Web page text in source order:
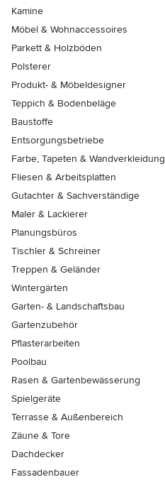
Kamine
Möbel & Wohnaccessoires
Parkett & Holzböden
Polsterer
Produkt- & Möbeldesigner
Teppich & Bodenbeläge
Baustoffe
Entsorgungsbetriebe
Farbe, Tapeten & Wandverkleidung
Fliesen & Arbeitsplatten
Gutachter & Sachverständige
Maler & Lackierer
Planungsbüros
Tischler & Schreiner
Treppen & Geländer
Wintergärten
Garten- & Landschaftsbau
Gartenzubehör
Pflasterarbeiten
Poolbau
Rasen & Gartenbewässerung
Spielgeräte
Terrasse & Außenbereich
Zäune & Tore
Dachdecker
Fassadenbauer